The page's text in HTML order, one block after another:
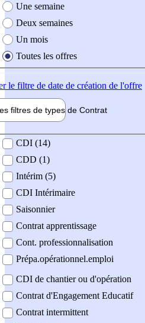
Une semaine
Deux semaines
Un mois
Toutes les offres
le filtre de date de création de l'offre
filtres de types de Contrat
contrat
CDI (14)
CDD (1)
Intérim (5)
CDI Intérimaire
Saisonnier
Contrat apprentissage
Cont. professionnalisation
Prépa.opérationnel.emploi
CDI de chantier ou d'opération
Contrat d'Engagement Educatif
Contrat intermittent